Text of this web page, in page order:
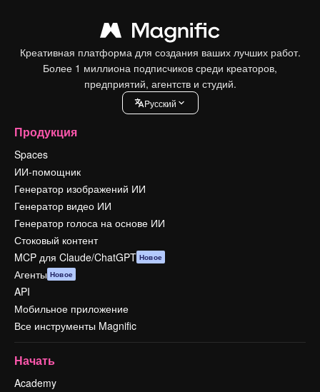
Креативная платформа для создания ваших лучших работ.
Более 1 миллиона подписчиков среди креаторов,
предприятий, агентств и студий.
Pусский
Продукция
Spaces
ИИ-помощник
Генератор изображений ИИ
Генератор видео ИИ
Генератор голоса на основе ИИ
Стоковый контент
MCP для Claude/ChatGPT Новое
Агенты Новое
API
Мобильное приложение
Все инструменты Magnific
Начать
Academy